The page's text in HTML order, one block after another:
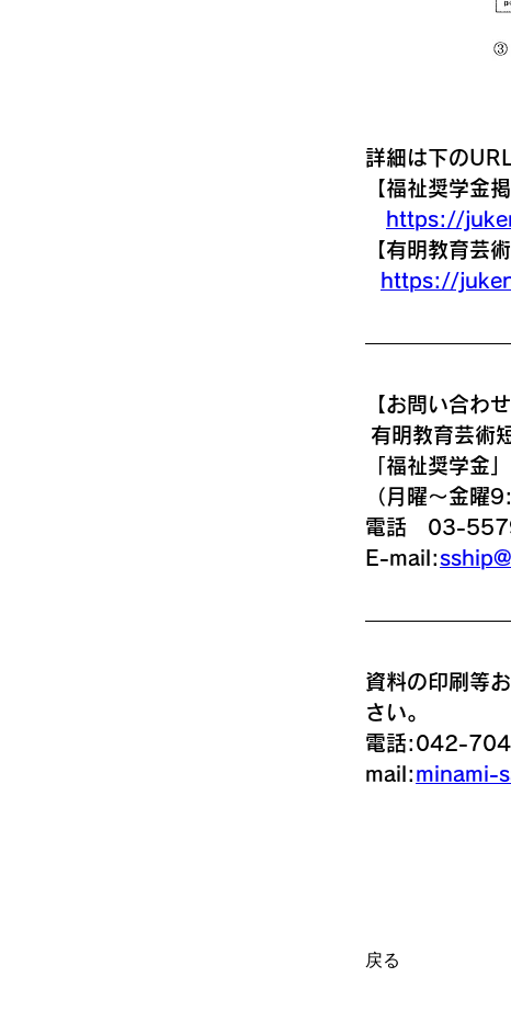
詳細は下の
【福祉奨学金
https://
【有明教育芸
https://
【お問い合わせ
有明教育芸術
「福祉奨学金
（月曜～金曜
電話　03-
E-mail:
資料の印刷等
さい。
電話:042-
mail: minami-
戻る